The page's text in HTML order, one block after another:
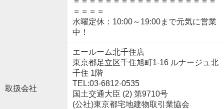
＝＝＝＝
水曜定休：10:00～19:00まで元気に営業
中！
取扱会社
エールーム北千住店
東京都足立区千住旭町1-16 ルナージュ北
千住 1階
TEL:03-6812-0535
国土交通大臣 (2) 第9710号
(公社)東京都宅地建物取引業協会